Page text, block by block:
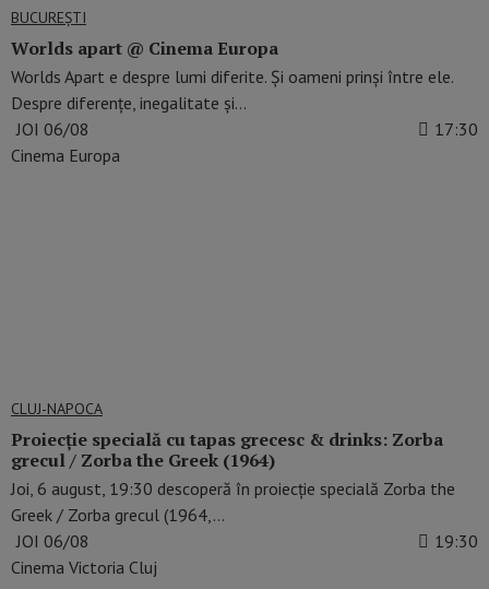
BUCUREŞTI
Worlds apart @ Cinema Europa
Worlds Apart e despre lumi diferite. Și oameni prinși între ele.
Despre diferențe, inegalitate și…
JOI 06/08
17:30
Cinema Europa
CLUJ-NAPOCA
Proiecție specială cu tapas grecesc & drinks: Zorba
grecul / Zorba the Greek (1964)
Joi, 6 august, 19:30 descoperă în proiecție specială Zorba the
Greek / Zorba grecul (1964,…
JOI 06/08
19:30
Cinema Victoria Cluj